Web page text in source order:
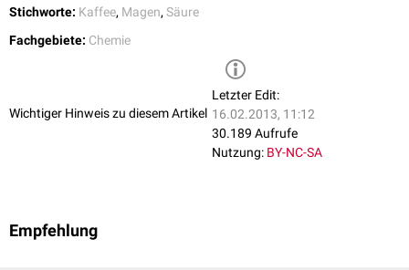
Stichworte: Kaffee, Magen, Säure
Fachgebiete: Chemie
Wichtiger Hinweis zu diesem Artikel
Letzter Edit:
16.02.2013, 11:12
30.189 Aufrufe
Nutzung: BY-NC-SA
Empfehlung